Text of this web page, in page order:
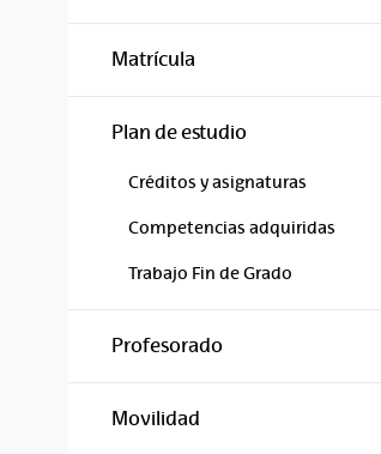
Matrícula
Plan de estudio
Créditos y asignaturas
Competencias adquiridas
Trabajo Fin de Grado
Profesorado
Movilidad